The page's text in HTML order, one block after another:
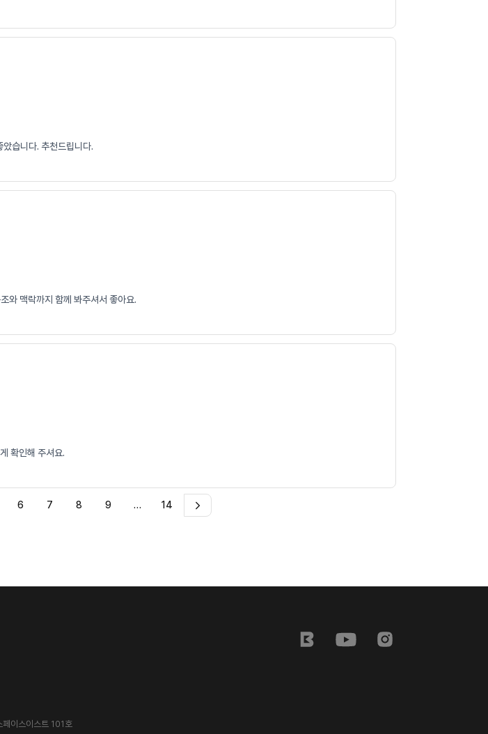
습니다. 추천드립니다.
와 맥락까지 함께 봐주셔서 좋아요.
확인해 주셔요.
6 7 8 9 … 14
페이스이스트 101호